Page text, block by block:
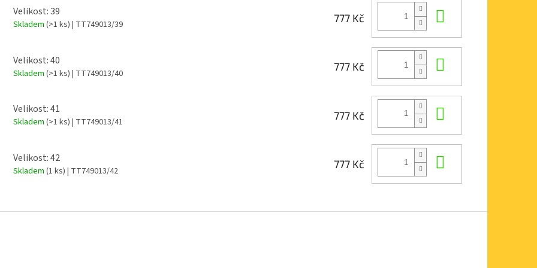
Velikost: 39
Skladem (>1 ks) | TT749013/39
777 Kč
Velikost: 40
Skladem (>1 ks) | TT749013/40
777 Kč
Velikost: 41
Skladem (>1 ks) | TT749013/41
777 Kč
Velikost: 42
Skladem (1 ks) | TT749013/42
777 Kč